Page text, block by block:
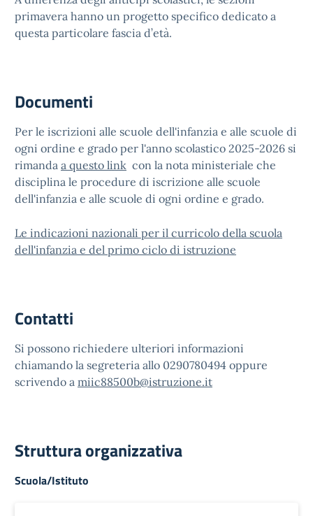
primavera hanno un progetto specifico dedicato a
questa particolare fascia d’età.
Documenti
Per le iscrizioni alle scuole dell'infanzia e alle scuole di
ogni ordine e grado per l'anno scolastico 2025-2026 si
rimanda a questo link con la nota ministeriale che
disciplina le procedure di iscrizione alle scuole
dell'infanzia e alle scuole di ogni ordine e grado.
Le indicazioni nazionali per il curricolo della scuola
dell'infanzia e del primo ciclo di istruzione
Contatti
Si possono richiedere ulteriori informazioni
chiamando la segreteria allo 0290780494 oppure
scrivendo a miic88500b@istruzione.it
Struttura organizzativa
Scuola/Istituto